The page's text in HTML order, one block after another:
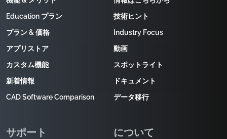
Education プラン
プラン & 価格
アプリストア
カスタム機能
新着情報
CAD Software Comparison
技術ヒント
Industry Focus
動画
スポットライト
ドキュメント
データ移行
サポート について